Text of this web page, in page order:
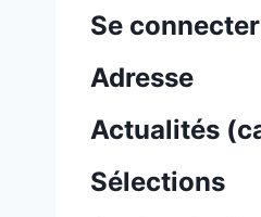
Se connecter
Adresse
Actualités
Sélections